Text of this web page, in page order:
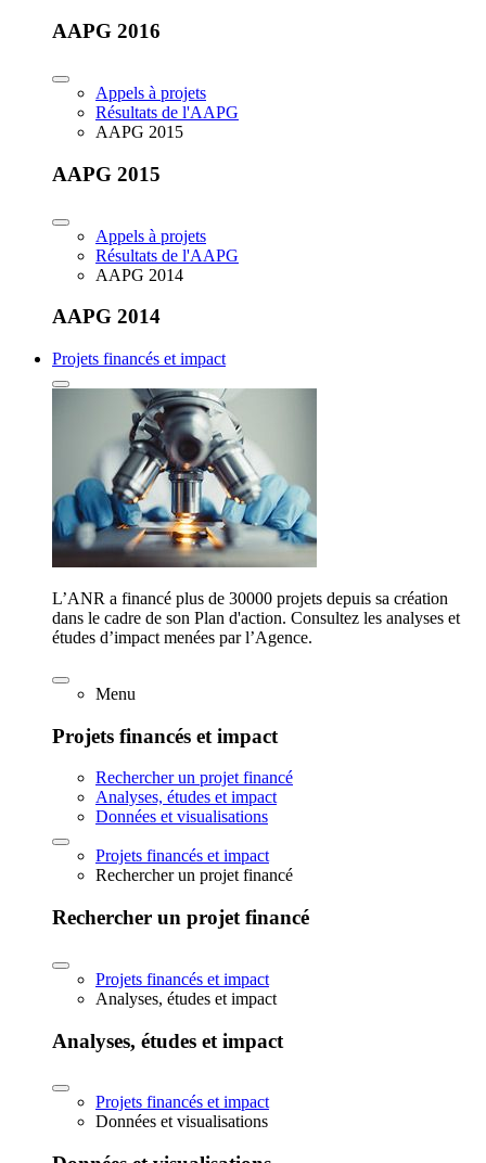
AAPG 2016
Appels à projets
Résultats de l'AAPG
AAPG 2015
AAPG 2015
Appels à projets
Résultats de l'AAPG
AAPG 2014
AAPG 2014
Projets financés et impact
L’ANR a financé plus de 30000 projets depuis sa création
dans le cadre de son Plan d'action. Consultez les analyses et
études d’impact menées par l’Agence.
Menu
Projets financés et impact
Rechercher un projet financé
Analyses, études et impact
Données et visualisations
Projets financés et impact
Rechercher un projet financé
Rechercher un projet financé
Projets financés et impact
Analyses, études et impact
Analyses, études et impact
Projets financés et impact
Données et visualisations